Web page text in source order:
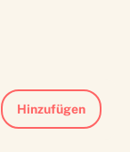
Hinzufügen